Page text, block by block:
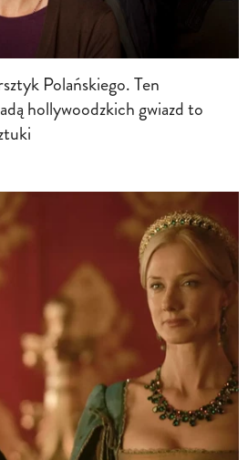
Polańskiego. Ten
hollywoodzkich gwiazd to